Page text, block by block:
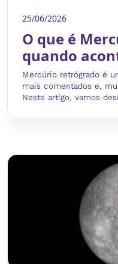
25/06/2026
O que é
quando
Mercúrio retrógrado é
mais comentados e,
Neste artigo, vamos